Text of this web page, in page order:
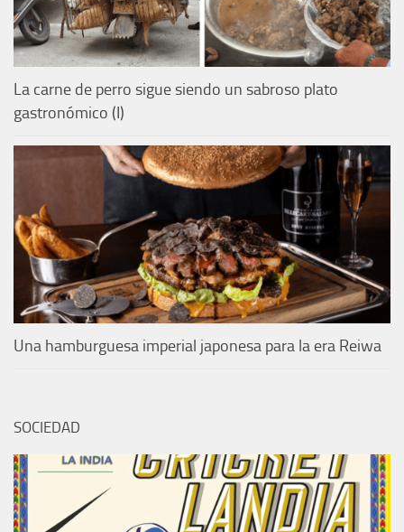
La carne de perro sigue siendo un sabroso plato
gastronómico (I)
Una hamburguesa imperial japonesa para la era Reiwa
SOCIEDAD